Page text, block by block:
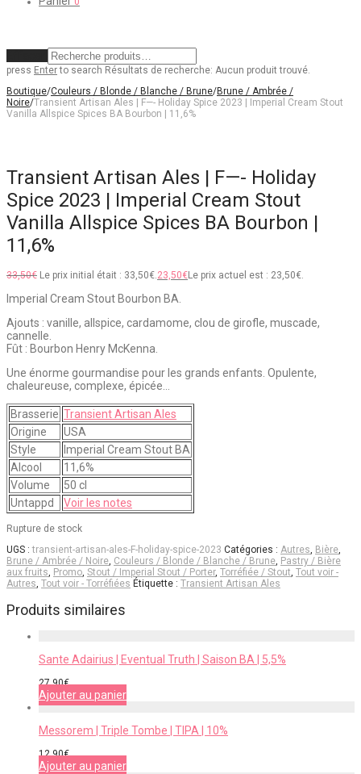
press Enterto search Résultats de recherche: Aucun produit trouvé.
Boutique/Couleurs / Blonde / Blanche / Brune/Brune / Ambrée /
Noire/Transient Artisan Ales | F—- Holiday Spice 2023 | Imperial Cream Stout
Vanilla Allspice Spices BA Bourbon | 11,6%
Transient Artisan Ales | F—- Holiday
Spice 2023 | Imperial Cream Stout
Vanilla Allspice Spices BA Bourbon |
11,6%
33,50€ Le prix initial était : 33,50€.23,50€Le prix actuel est : 23,50€.
Imperial Cream Stout Bourbon BA.
Ajouts : vanille, allspice, cardamome, clou de girofle, muscade,
cannelle.
Fût : Bourbon Henry McKenna.
Une énorme gourmandise pour les grands enfants. Opulente,
chaleureuse, complexe, épicée…
Brasserie Transient Artisan Ales
Origine
USA
Style
Imperial Cream Stout BA
Alcool
11,6%
Volume
50 cl
Untappd
Voir les notes
Rupture de stock
UGS :transient-artisan-ales-F-holiday-spice-2023 Catégories : Autres, Bière,
Brune / Ambrée / Noire, Couleurs / Blonde / Blanche / Brune, Pastry / Bière
aux fruits, Promo, Stout / Imperial Stout / Porter, Torréfiée / Stout, Tout voir -
Autres, Tout voir - Torréfiées Étiquette : Transient Artisan Ales
Produits similaires
Sante Adairius | Eventual Truth | Saison BA | 5,5%
27,90€
Ajouter au panier
Messorem | Triple Tombe | TIPA | 10%
12,90€
Ajouter au panier